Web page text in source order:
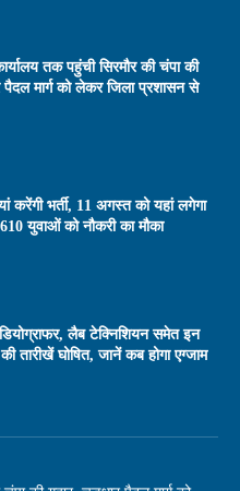
तक पहुंची सिरमौर की चंपा की
पैदल मार्ग को लेकर जिला प्रशासन से
करेंगी भर्ती, 11 अगस्त को यहां लगेगा
युवाओं को नौकरी का मौका
लैब टेक्निशियन समेत इन
की तारीखें घोषित, जानें कब होगा एग्जाम